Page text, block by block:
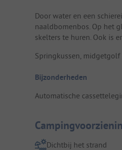
Door water en een
naaldbomenbos. Op het
skelters te huren. Ook is
Springkussen,
Bijzonderheden
Automatische
Dichtbij het strand